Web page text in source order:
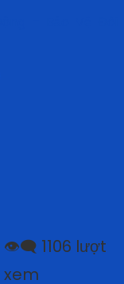
👁️‍🗨️ 1106 lượt
xem